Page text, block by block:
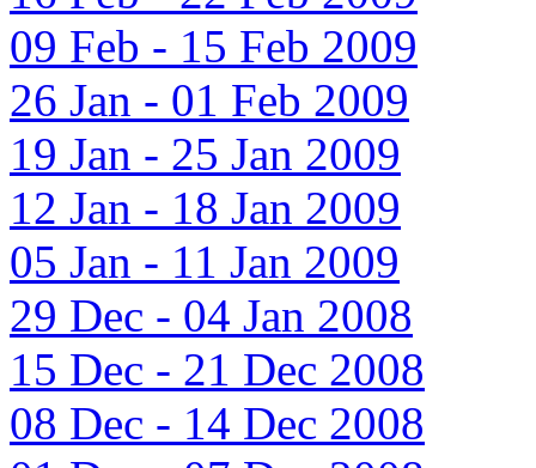
09 Feb - 15 Feb 2009
26 Jan - 01 Feb 2009
19 Jan - 25 Jan 2009
12 Jan - 18 Jan 2009
05 Jan - 11 Jan 2009
29 Dec - 04 Jan 2008
15 Dec - 21 Dec 2008
08 Dec - 14 Dec 2008